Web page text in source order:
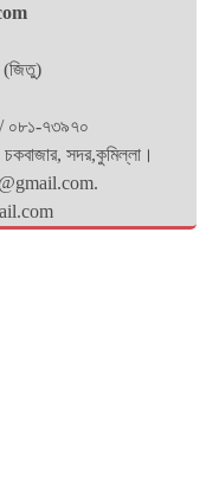
(জিতু)
০৮১-৭৩৯৭০
চকবাজার, সদর,কুমিল্লা।